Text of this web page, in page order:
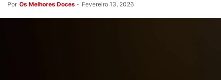
Por Os Melhores Doces - Fevereiro 13, 2026